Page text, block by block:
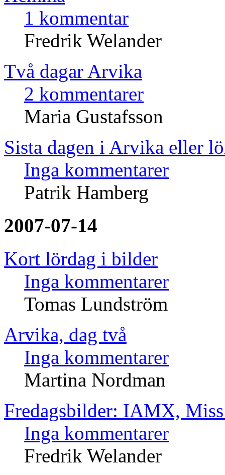
1 kommentar
Fredrik Welander
Två dagar Arvika
2 kommentarer
Maria Gustafsson
Sista dagen i Arvika eller
Inga kommentarer
Patrik Hamberg
2007-07-14
Kort lördag i bilder
Inga kommentarer
Tomas Lundström
Arvika, dag två
Inga kommentarer
Martina Nordman
Fredagsbilder: IAMX,
Inga kommentarer
Fredrik Welander